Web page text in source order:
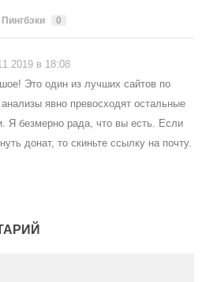
Пингбэки 0
в 18:08
Это один из лучших сайтов по
явно превосходят остальные
Я безмерно рада, что вы есть. Если
донат, то скиньте ссылку на почту.